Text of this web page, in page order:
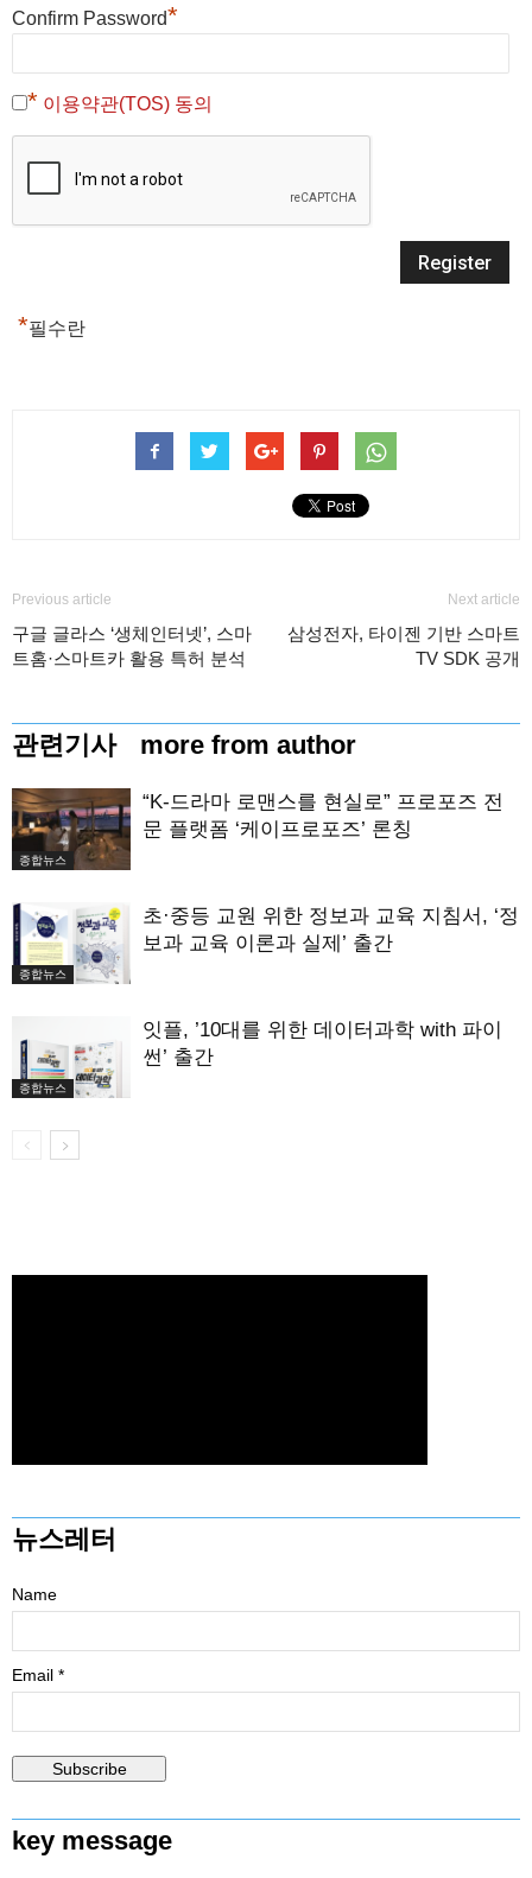
Confirm Password*
* 이용약관(TOS) 동의
*필수란
Previous article
구글 글라스 ‘생체인터넷’, 스마
트홈·스마트카 활용 특허 분석
Next article
삼성전자, 타이젠 기반 스마트
TV SDK 공개
관련기사 more from author
종합뉴스
“K-드라마 로맨스를 현실로” 프로포즈 전
문 플랫폼 ‘케이프로포즈’ 론칭
종합뉴스
초·중등 교원 위한 정보과 교육 지침서, ‘정
보과 교육 이론과 실제’ 출간
종합뉴스
잇플, ’10대를 위한 데이터과학 with 파이
썬’ 출간
뉴스레터
Name
Email *
key message